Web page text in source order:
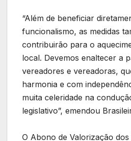
“Além de beneficiar
funcionalismo, as medidas
contribuirão para o
local. Devemos enaltecer a
vereadores e vereadoras,
harmonia e com
muita celeridade na
legislativo”, emendou
O Abono de Valorização